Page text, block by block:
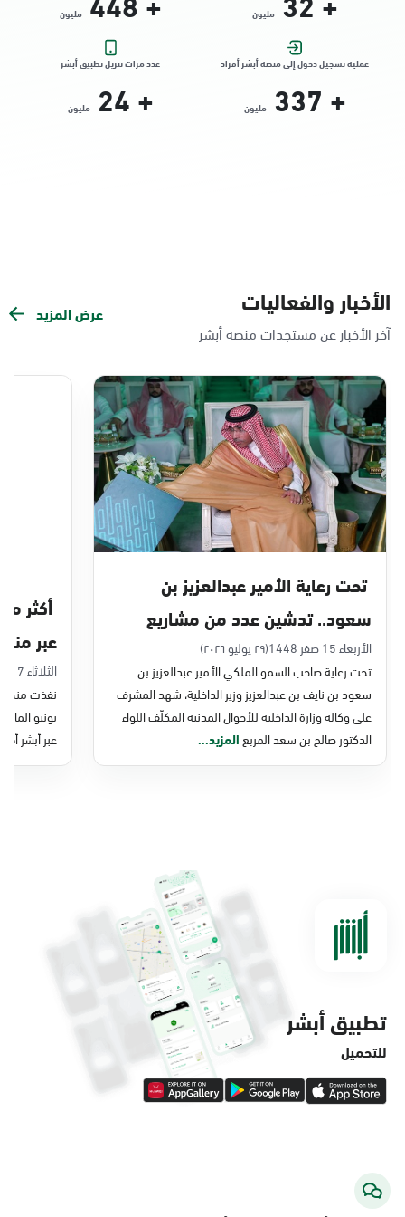
التوجه للموقع
الدمام, الدمام - الشاطئ مول
الأحد - الخميس (08:00-14:30)
الدمام, الدمام - لولو مول
الأحد - الخميس (08:00-14:30)
الدمام, الدمام - بنده حي أحد
الأحد - الخميس (08:00-14:30)
التوجه للموقع
الدمام, الدمام - الغرفة التجارية
التوجه للموقع
الدمام, الدمام - بنده - حي الشاطئ
الأحد - الخميس (08:00-14:30)
التوجه للموقع
الدمام, الدمام - بنده ضاحية الملك فهد
الدمام, الدمام - مستشفى الملك فهد
الدمام, الدمام - لولو ماركت حي الفاخرية
الأحد - الخميس (08:00-14:30)
مليون مليون
عملية تسجيل دخول إلى منصة أبشر أفراد
+
337 مليون
عدد مرات تنزيل تطبيق أبشر
+
24 مليون
الأخبار والفعاليات
آخر الأخبار عن مستجدات منصة أبشر
عرض المزيد
تحت رعاية الأمير عبدالعزيز بن
سعود.. تدشين عدد من مشاريع
التحول الرقمي والخدمات الإلكترونية
للأحوال المدنية
الأربعاء 15 صفر 1448
(٢٩ يوليو ٢٠٢٦)
تحت رعاية صاحب السمو الملكي الأمير عبدالعزيز بن
سعود بن نايف بن عبدالعزيز وزير الداخلية، شهد المشرف
على وكالة وزارة الداخلية للأحوال المدنية المكلّف اللواء
الدكتور صالح بن سعد المربعالمزيد...
عبر
الثلاثاء 7 صفر 1448
نفذت منصة
عبر أبشر
تطبيق أبشر
للتحميل